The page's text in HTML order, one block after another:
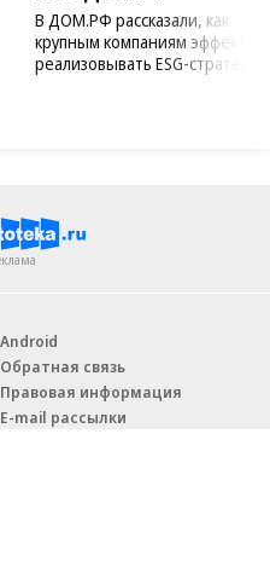
В ДОМ.РФ рассказали, как
крупным компаниям
реализовывать ESG-стратегию
Android
Обратная связь
Правовая информация
E-mail рассылки